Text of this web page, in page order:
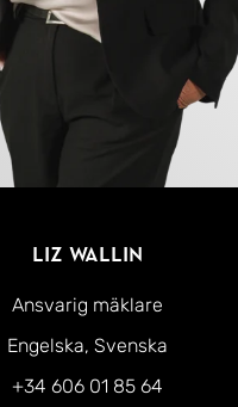
Liz Wallin
Ansvarig mäklare
på följande språk:
Engelska Svenska
+34 606 01 85 64